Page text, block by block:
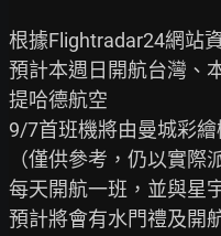
根據Flightradar24網站
預計本週日開航台灣、
提哈德航空
9/7首班機將由曼城彩
（僅供參考，仍以實際
每天開航一班，並與星
預計將會有水門禮及開